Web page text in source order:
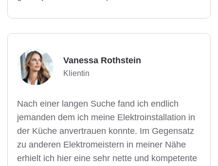
Vanessa Rothstein
Klientin
Nach einer langen Suche fand ich endlich
jemanden dem ich meine Elektroinstallation in
der Küche anvertrauen konnte. Im Gegensatz
zu anderen Elektromeistern in meiner Nähe
erhielt ich hier eine sehr nette und kompetente